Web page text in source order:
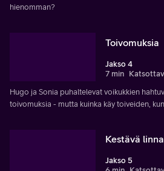
hienomman?
Toivomuksia
Jakso 4
7 min
Hugo ja Sonia puhaltelevat voikukkien
toivomuksia - mutta kuinka käy toiveiden,
Kestävä linna
Jakso 5